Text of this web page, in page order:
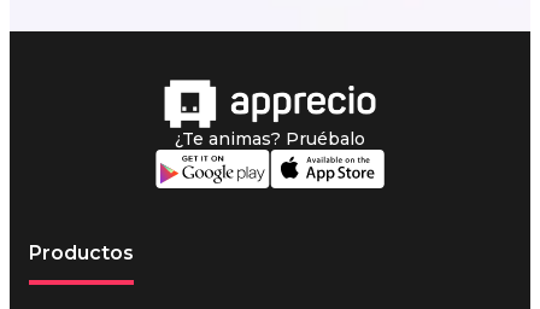
¿Te animas? Pruébalo
Productos